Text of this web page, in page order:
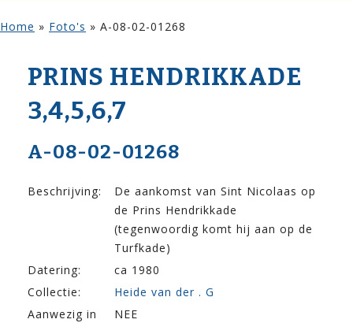
Home » Foto's » A-08-02-01268
PRINS HENDRIKKADE
3,4,5,6,7
A-08-02-01268
Beschrijving:
De aankomst van Sint Nicolaas op
de Prins Hendrikkade
(tegenwoordig komt hij aan op de
Turfkade)
Datering:
ca 1980
Collectie:
Heide van der . G
Aanwezig in
NEE